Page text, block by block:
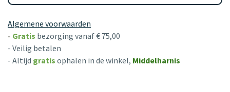
Algemene voorwaarden
- Gratis bezorging vanaf € 75,00
- Veilig betalen
- Altijd gratis ophalen in de winkel, Middelharnis